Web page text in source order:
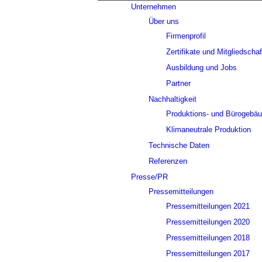
Unternehmen
Über uns
Firmenprofil
Zertifikate und
Ausbildung und Jobs
Partner
Nachhaltigkeit
Produktions- und
Klimaneutrale Produktion
Technische Daten
Referenzen
Presse/PR
Pressemitteilungen
Pressemitteilungen 2021
Pressemitteilungen 2020
Pressemitteilungen 2018
Pressemitteilungen 2017